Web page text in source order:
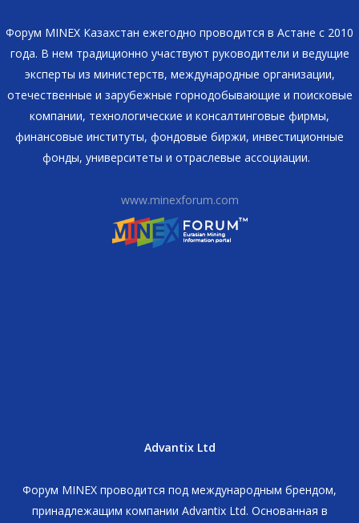
Форум MINEX Казахстан ежегодно проводится в Астане с 2010
года. В нем традиционно участвуют руководители и ведущие
эксперты из министерств, международные организации,
отечественные и зарубежные горнодобывающие и поисковые
компании, технологические и консалтинговые фирмы,
финансовые институты, фондовые биржи, инвестиционные
фонды, университеты и отраслевые ассоциации.
www.minexforum.com
Advantix Ltd
Форум MINEX проводится под международным брендом,
принадлежащим компании Advantix Ltd. Основанная в